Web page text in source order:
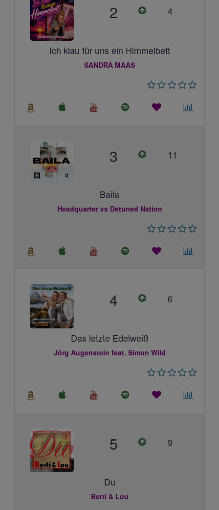
2 4
Ich klau für uns ein Himmelbett
SANDRA MAAS
3 11
Baila
Headquarter vs Detuned Nation
4 6
Das letzte Edelweiß
Jörg Augenstein feat. Simon Wild
5 9
Du
Berti & Lou